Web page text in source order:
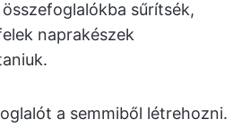
sűrítsék,
naprakészek
a semmiből létrehozni.